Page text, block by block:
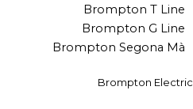
Brompton T Line
Brompton G Line
Brompton Segona Mà
Brompton Electric